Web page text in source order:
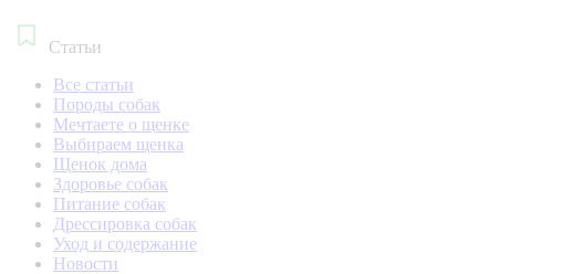
Статьи
Все статьи
Породы собак
Мечтаете о щенке
Выбираем щенка
Щенок дома
Здоровье собак
Питание собак
Дрессировка собак
Уход и содержание
Новости